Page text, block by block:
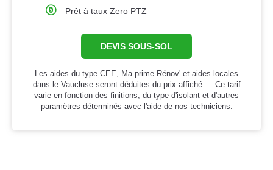
Prêt à taux Zero PTZ
DEVIS SOUS-SOL
Les aides du type CEE, Ma prime Rénov' et aides locales
dans le Vaucluse seront déduites du prix affiché. ｜Ce tarif
varie en fonction des finitions, du type d'isolant et d'autres
paramètres déterminés avec l'aide de nos techniciens.